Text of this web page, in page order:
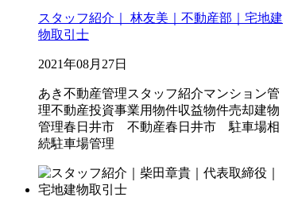
スタッフ紹介｜ 林友美｜不動産部｜宅地建
物取引士
2021年08月27日
あき不動産管理スタッフ紹介マンション管
理不動産投資事業用物件収益物件売却建物
管理春日井市 不動産春日井市 駐車場相
続駐車場管理